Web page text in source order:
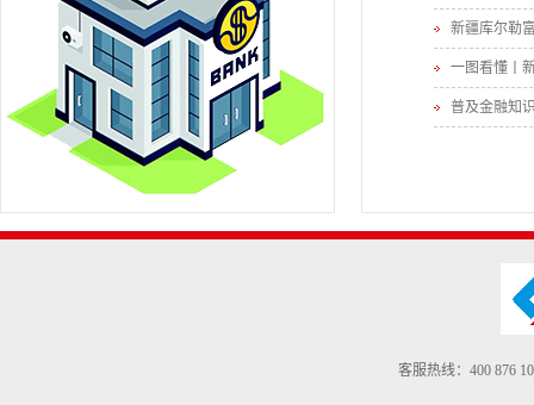
新疆库尔勒
一图看懂丨
普及金融知
客服热线：400 876